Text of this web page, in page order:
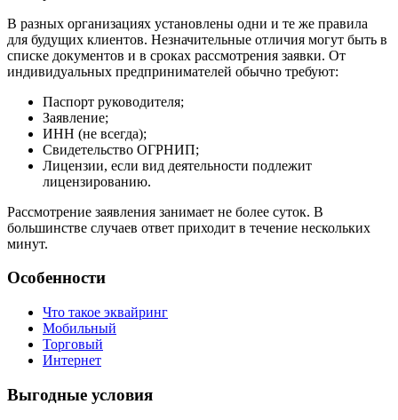
В разных организациях установлены одни и те же правила
для будущих клиентов. Незначительные отличия могут быть в
списке документов и в сроках рассмотрения заявки. От
индивидуальных предпринимателей обычно требуют:
Паспорт руководителя;
Заявление;
ИНН (не всегда);
Свидетельство ОГРНИП;
Лицензии, если вид деятельности подлежит
лицензированию.
Рассмотрение заявления занимает не более суток. В
большинстве случаев ответ приходит в течение нескольких
минут.
Особенности
Что такое эквайринг
Мобильный
Торговый
Интернет
Выгодные условия